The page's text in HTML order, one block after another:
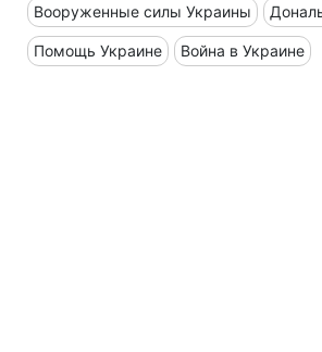
Вооруженные силы Украины
Помощь Украине Война в Украине